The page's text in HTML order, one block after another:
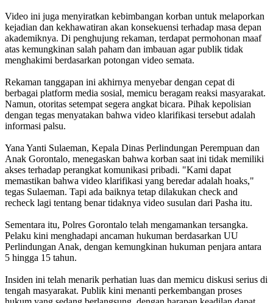
Video ini juga menyiratkan kebimbangan korban untuk melaporkan
kejadian dan kekhawatiran akan konsekuensi terhadap masa depan
akademiknya. Di penghujung rekaman, terdapat permohonan maaf
atas kemungkinan salah paham dan imbauan agar publik tidak
menghakimi berdasarkan potongan video semata.
Rekaman tanggapan ini akhirnya menyebar dengan cepat di
berbagai platform media sosial, memicu beragam reaksi masyarakat.
Namun, otoritas setempat segera angkat bicara. Pihak kepolisian
dengan tegas menyatakan bahwa video klarifikasi tersebut adalah
informasi palsu.
Yana Yanti Sulaeman, Kepala Dinas Perlindungan Perempuan dan
Anak Gorontalo, menegaskan bahwa korban saat ini tidak memiliki
akses terhadap perangkat komunikasi pribadi. "Kami dapat
memastikan bahwa video klarifikasi yang beredar adalah hoaks,"
tegas Sulaeman. Tapi ada baiknya tetap dilakukan check and
recheck lagi tentang benar tidaknya video susulan dari Pasha itu.
Sementara itu, Polres Gorontalo telah mengamankan tersangka.
Pelaku kini menghadapi ancaman hukuman berdasarkan UU
Perlindungan Anak, dengan kemungkinan hukuman penjara antara
5 hingga 15 tahun.
Insiden ini telah menarik perhatian luas dan memicu diskusi serius di
tengah masyarakat. Publik kini menanti perkembangan proses